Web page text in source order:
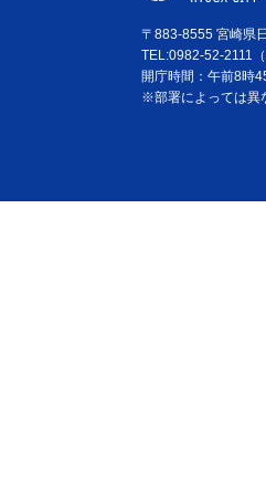
〒883-8555 宮崎県
TEL:0982-52-2111（
開庁時間：午前8時
※部署によっては異